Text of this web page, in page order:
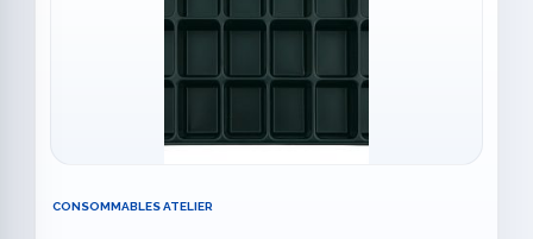
CONSOMMABLES ATELIER